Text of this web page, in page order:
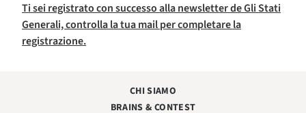
Ti sei registrato con successo alla newsletter de Gli Stati
Generali, controlla la tua mail per completare la
registrazione.
CHI SIAMO
BRAINS & CONTEST